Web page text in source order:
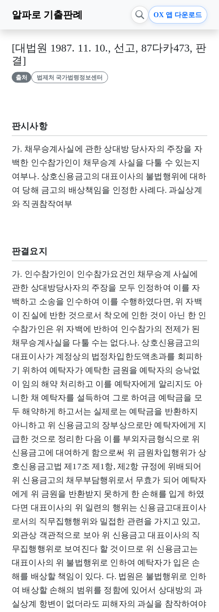
알파로 기출판례 OX 앱 다운로드
[대법원 1987. 11. 10., 선고, 87다카473, 판
결]
출처 법제처 국가법령정보센터
판시사항
가. 채무승계사실에 관한 상대방 당사자의 주장을 자
백한 인수참가인이 채무승계 사실을 다툴 수 있는지
여부나. 상호신용금고의 대표이사의 불법행위에 대하
여 당해 금고의 배상책임을 인정한 사례다. 과실상계
와 직권참작여부
판결요지
가. 인수참가인이 인수참가요건인 채무승계 사실에
관한 상대방당사자의 주장을 모두 인정하여 이를 자
백하고 소송을 인수하여 이를 수행하였다면, 위 자백
이 진실에 반한 것으로서 착오에 인한 것이 아닌 한 인
수참가인은 위 자백에 반하여 인수참가의 전제가 된
채무승계사실을 다툴 수는 없다.나. 상호신용금고의
대표이사가 계정상의 법정차입한도액초과를 회피하
기 위하여 예탁자가 예탁한 금원을 예탁자의 승낙없
이 임의 해약 처리하고 이를 예탁자에게 알리지도 아
니한 채 예탁자를 설득하여 그로 하여금 예탁금을 모
두 해약하게 하고서는 실제로는 예탁금을 반환하지
아니하고 위 신용금고의 장부상으로만 예탁자에게 지
급한 것으로 정리한 다음 이를 부외자금형식으로 위
신용금고에 대여하게 함으로써 위 금원차입행위가 상
호신용금고법 제17조 제1항, 제2항 규정에 위배되어
위 신용금고의 채무부담행위로서 무효가 되어 예탁자
에게 위 금원을 반환받지 못하게 한 손해를 입게 하였
다면 대표이사의 위 일련의 행위는 신용금고대표이사
로서의 직무집행행위와 밀접한 관련을 가지고 있고,
외관상 객관적으로 보아 위 신용금고 대표이사의 직
무집행행위로 보여진다 할 것이므로 위 신용금고는
대표이사의 위 불법행위로 인하여 예탁자가 입은 손
해를 배상할 책임이 있다. 다. 법원은 불법행위로 인하
여 배상할 손해의 범위를 정함에 있어서 상대방의 과
실상계 항변이 없더라도 피해자의 과실을 참작하여야